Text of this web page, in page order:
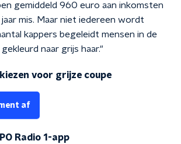
gemiddeld 960 euro aan inkomsten
mis. Maar niet iedereen wordt
kappers begeleidt mensen in de
naar grijs haar."
voor grijze coupe
af
Radio 1-app